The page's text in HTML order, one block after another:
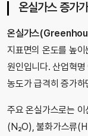
온실가스 증가
온실가스
지표면의 온도를 높
원인입니다. 산업혁
농도가 급격히 증가
주요 온실가스로는
(N₂O), 불화가스류